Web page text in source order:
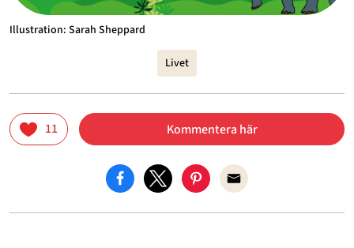
Illustration: Sarah Sheppard
Livet
11 Kommentera här